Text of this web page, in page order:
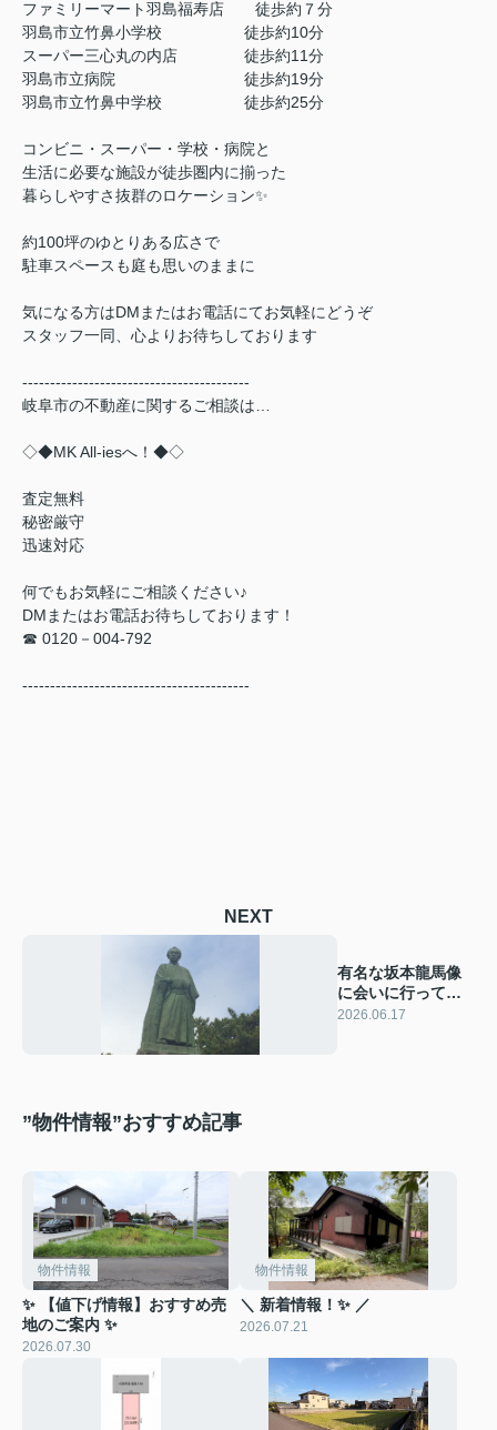
ファミリーマート羽島福寿店 徒歩約７分
羽島市立竹鼻小学校 徒歩約10分
スーパー三心丸の内店 徒歩約11分
羽島市立病院 徒歩約19分
羽島市立竹鼻中学校 徒歩約25分
コンビニ・スーパー・学校・病院と
生活に必要な施設が徒歩圏内に揃った
暮らしやすさ抜群のロケーション✨
約100坪のゆとりある広さで
駐車スペースも庭も思いのままに
気になる方はDMまたはお電話にてお気軽にどうぞ
スタッフ一同、心よりお待ちしております
-----------------------------------------
岐阜市の不動産に関するご相談は…
◇◆MK All-iesへ！◆◇
査定無料
秘密厳守
迅速対応
何でもお気軽にご相談ください♪
DMまたはお電話お待ちしております！
☎ 0120－004-792
-----------------------------------------
NEXT
有名な坂本龍馬像
に会いに行ってき
ました✨
2026.06.17
”物件情報”おすすめ記事
物件情報
✨ 【値下げ情報】おすすめ売
地のご案内 ✨
2026.07.30
物件情報
＼ 新着情報！✨ ／
2026.07.21